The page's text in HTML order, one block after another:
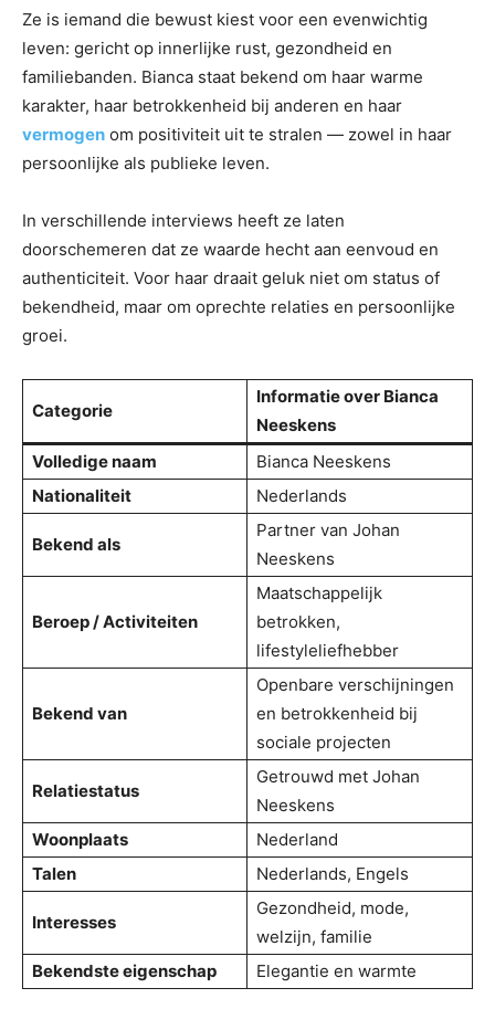
Ze is iemand die bewust kiest voor een evenwichtig
leven: gericht op innerlijke rust, gezondheid en
familiebanden. Bianca staat bekend om haar warme
karakter, haar betrokkenheid bij anderen en haar
vermogen om positiviteit uit te stralen — zowel in haar
persoonlijke als publieke leven.
In verschillende interviews heeft ze laten
doorschemeren dat ze waarde hecht aan eenvoud en
authenticiteit. Voor haar draait geluk niet om status of
bekendheid, maar om oprechte relaties en persoonlijke
groei.
Categorie
Informatie over Bianca
Neeskens
Volledige naam
Bianca Neeskens
Nationaliteit
Nederlands
Bekend als
Partner van Johan
Neeskens
Beroep / Activiteiten
Maatschappelijk
betrokken,
lifestyleliefhebber
Bekend van
Openbare verschijningen
en betrokkenheid bij
sociale projecten
Relatiestatus
Getrouwd met Johan
Neeskens
Woonplaats
Nederland
Talen
Nederlands, Engels
Interesses
Gezondheid, mode,
welzijn, familie
Bekendste eigenschap
Elegantie en warmte